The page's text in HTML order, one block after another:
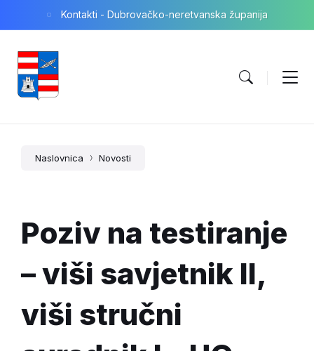
content
main
footer
Kontakti - Dubrovačko-neretvanska županija
Naslovnica Novosti
Poziv na testiranje
– viši savjetnik II,
viši stručni